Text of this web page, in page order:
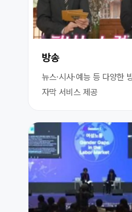
방송
뉴스·시사·예능 등 다양한
자막 서비스 제공